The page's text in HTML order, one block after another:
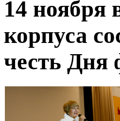
14 ноября
корпуса
честь Дня